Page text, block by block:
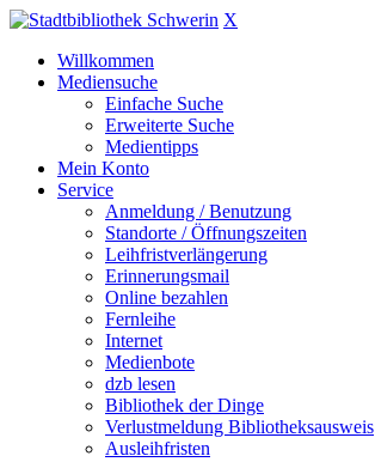
X
Willkommen
Mediensuche
Einfache Suche
Erweiterte Suche
Medientipps
Mein Konto
Service
Anmeldung / Benutzung
Standorte / Öffnungszeiten
Leihfristverlängerung
Erinnerungsmail
Online bezahlen
Fernleihe
Internet
Medienbote
dzb lesen
Bibliothek der Dinge
Verlustmeldung Bibliotheksausweis
Ausleihfristen